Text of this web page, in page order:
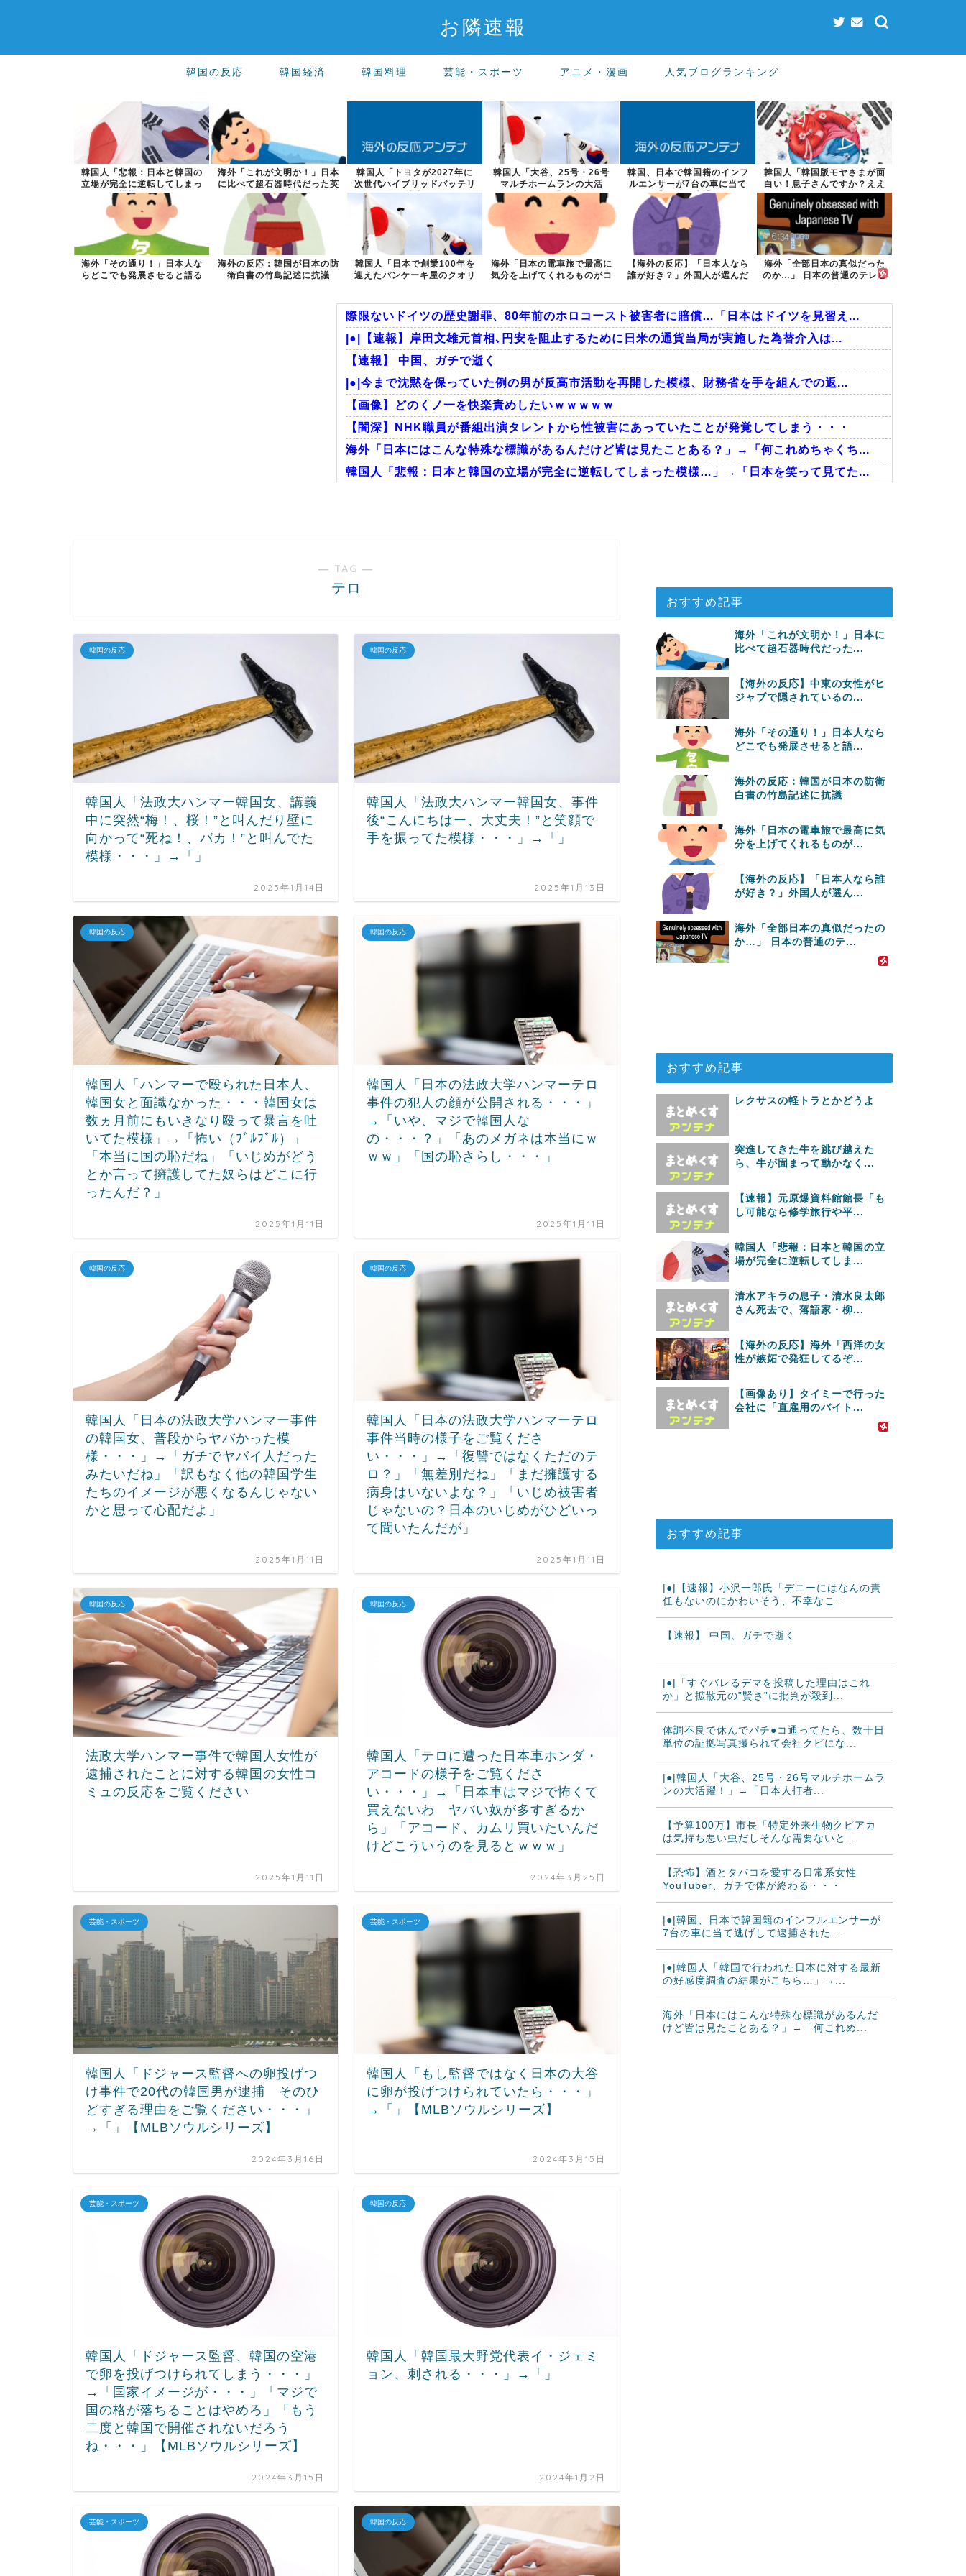
お隣速報
韓国の反応 韓国経済 韓国料理 芸能・スポーツ アニメ・漫画 人気ブログランキング
韓国人「悲報：日本と韓国の
立場が完全に逆転してしまっ
た模様…」→...
海外「これが文明か！」日本
に比べて超石器時代だった英
国に海外が大...
韓国人「トヨタが2027年に
次世代ハイブリッドバッテリ
ーを導入へ...
韓国人「大谷、25号・26号
マルチホームランの大活
躍！」→「日本...
韓国、日本で韓国籍のインフ
ルエンサーが7台の車に当て
逃げして逮捕...
韓国人「韓国版モヤさまが面
白い！息子さんですか？ええ
えええっ？？...
海外「その通り！」日本人な
らどこでも発展させると語る
海外の反応：韓国が日本の防
衛白書の竹島記述に抗議
韓国人「日本で創業100年を
迎えたパンケーキ屋のクオリ
海外「日本の電車旅で最高に
気分を上げてくれるものがコ
【海外の反応】「日本人なら
誰が好き？」外国人が選んだ
海外「全部日本の真似だった
のか…」 日本の普通のテレビ
際限ないドイツの歴史謝罪、80年前のホロコースト被害者に賠償…「日本はドイツを見習え...
|●|【速報】岸田文雄元首相､円安を阻止するために日米の通貨当局が実施した為替介入は...
【速報】 中国、ガチで逝く
|●|今まで沈黙を保っていた例の男が反高市活動を再開した模様、財務省を手を組んでの返...
【画像】どのくノ一を快楽責めしたいｗｗｗｗｗ
【闇深】NHK職員が番組出演タレントから性被害にあっていたことが発覚してしまう・・・
海外「日本にはこんな特殊な標識があるんだけど皆は見たことある？」→「何これめちゃくち...
韓国人「悲報：日本と韓国の立場が完全に逆転してしまった模様…」→「日本を笑って見てた...
― TAG ―
テロ
韓国の反応
韓国人「法政大ハンマー韓国女、講義
中に突然“梅！、桜！”と叫んだり壁に
向かって“死ね！、バカ！”と叫んでた
模様・・・」→「」
2025年1月14日
韓国の反応
韓国人「法政大ハンマー韓国女、事件
後“こんにちはー、大丈夫！”と笑顔で
手を振ってた模様・・・」→「」
2025年1月13日
韓国の反応
韓国人「ハンマーで殴られた日本人、
韓国女と面識なかった・・・韓国女は
数ヵ月前にもいきなり殴って暴言を吐
いてた模様」→「怖い（ﾌﾞﾙﾌﾞﾙ）」
「本当に国の恥だね」「いじめがどう
とか言って擁護してた奴らはどこに行
ったんだ？」
2025年1月11日
韓国の反応
韓国人「日本の法政大学ハンマーテロ
事件の犯人の顔が公開される・・・」
→「いや、マジで韓国人な
の・・・？」「あのメガネは本当にｗ
ｗｗ」「国の恥さらし・・・」
2025年1月11日
韓国の反応
韓国人「日本の法政大学ハンマー事件
の韓国女、普段からヤバかった模
様・・・」→「ガチでヤバイ人だった
みたいだね」「訳もなく他の韓国学生
たちのイメージが悪くなるんじゃない
かと思って心配だよ」
2025年1月11日
韓国の反応
韓国人「日本の法政大学ハンマーテロ
事件当時の様子をご覧くださ
い・・・」→「復讐ではなくただのテ
ロ？」「無差別だね」「まだ擁護する
病身はいないよな？」「いじめ被害者
じゃないの？日本のいじめがひどいっ
て聞いたんだが」
2025年1月11日
韓国の反応
法政大学ハンマー事件で韓国人女性が
逮捕されたことに対する韓国の女性コ
ミュの反応をご覧ください
2025年1月11日
韓国の反応
韓国人「テロに遭った日本車ホンダ・
アコードの様子をご覧くださ
い・・・」→「日本車はマジで怖くて
買えないわ ヤバい奴が多すぎるか
ら」「アコード、カムリ買いたいんだ
けどこういうのを見るとｗｗｗ」
2024年3月25日
芸能・スポーツ
韓国人「ドジャース監督への卵投げつ
け事件で20代の韓国男が逮捕 そのひ
どすぎる理由をご覧ください・・・」
→「」【MLBソウルシリーズ】
2024年3月16日
芸能・スポーツ
韓国人「もし監督ではなく日本の大谷
に卵が投げつけられていたら・・・」
→「」【MLBソウルシリーズ】
2024年3月15日
芸能・スポーツ
韓国人「ドジャース監督、韓国の空港
で卵を投げつけられてしまう・・・」
→「国家イメージが・・・」「マジで
国の格が落ちることはやめろ」「もう
二度と韓国で開催されないだろう
ね・・・」【MLBソウルシリーズ】
2024年3月15日
韓国の反応
韓国人「韓国最大野党代表イ・ジェミ
ョン、刺される・・・」→「」
2024年1月2日
芸能・スポーツ 韓国の反応
おすすめ記事
海外「これが文明か！」日本に
比べて超石器時代だった...
【海外の反応】中東の女性がヒ
ジャブで隠されているの...
海外「その通り！」日本人なら
どこでも発展させると語...
海外の反応：韓国が日本の防衛
白書の竹島記述に抗議
海外「日本の電車旅で最高に気
分を上げてくれるものが...
【海外の反応】「日本人なら誰
が好き？」外国人が選ん...
海外「全部日本の真似だったの
か…」 日本の普通のテ...
おすすめ記事
レクサスの軽トラとかどうよ
突進してきた牛を跳び越えた
ら、牛が固まって動かなく...
【速報】元原爆資料館館長「も
し可能なら修学旅行や平...
韓国人「悲報：日本と韓国の立
場が完全に逆転してしま...
清水アキラの息子・清水良太郎
さん死去で、落語家・柳...
【海外の反応】海外「西洋の女
性が嫉妬で発狂してるぞ...
【画像あり】タイミーで行った
会社に「直雇用のバイト...
おすすめ記事
|●|【速報】小沢一郎氏「デニーにはなんの責
任もないのにかわいそう、不幸なこ...
【速報】 中国、ガチで逝く
|●|「すぐバレるデマを投稿した理由はこれ
か」と拡散元の”賢さ”に批判が殺到...
体調不良で休んでパチ●コ通ってたら、数十日
単位の証拠写真撮られて会社クビにな...
|●|韓国人「大谷、25号・26号マルチホームラ
ンの大活躍！」→「日本人打者...
【予算100万】市長「特定外来生物クビアカ
は気持ち悪い虫だしそんな需要ないと...
【恐怖】酒とタバコを愛する日常系女性
YouTuber、ガチで体が終わる・・・
|●|韓国、日本で韓国籍のインフルエンサーが
7台の車に当て逃げして逮捕された...
|●|韓国人「韓国で行われた日本に対する最新
の好感度調査の結果がこちら…」→...
海外「日本にはこんな特殊な標識があるんだ
けど皆は見たことある？」→「何これめ...